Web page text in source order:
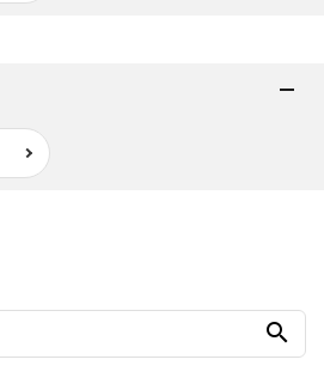
search